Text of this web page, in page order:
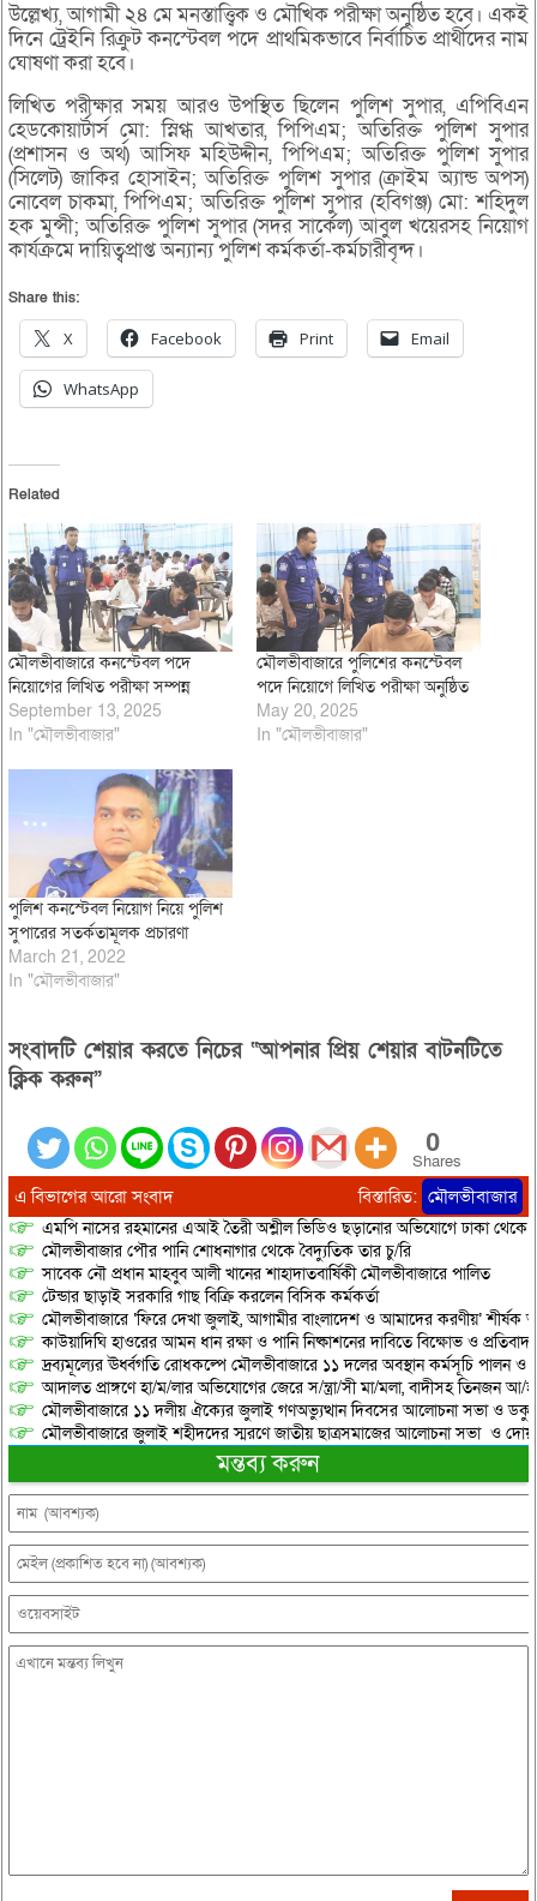
উল্লেখ্য, আগামী ২৪ মে মনস্তাত্ত্বিক ও মৌখিক পরীক্ষা অনুষ্ঠিত হবে। একই
দিনে ট্রেইনি রিক্রুট কনস্টেবল পদে প্রাথমিকভাবে নির্বাচিত প্রার্থীদের নাম
ঘোষণা করা হবে।
লিখিত পরীক্ষার সময় আরও উপস্থিত ছিলেন পুলিশ সুপার, এপিবিএন
হেডকোয়ার্টার্স মো: স্নিগ্ধ আখতার, পিপিএম; অতিরিক্ত পুলিশ সুপার
(প্রশাসন ও অর্থ) আসিফ মহিউদ্দীন, পিপিএম; অতিরিক্ত পুলিশ সুপার
(সিলেট) জাকির হোসাইন; অতিরিক্ত পুলিশ সুপার (ক্রাইম অ্যান্ড অপস)
নোবেল চাকমা, পিপিএম; অতিরিক্ত পুলিশ সুপার (হবিগঞ্জ) মো: শহিদুল
হক মুন্সী; অতিরিক্ত পুলিশ সুপার (সদর সার্কেল) আবুল খয়েরসহ নিয়োগ
কার্যক্রমে দায়িত্বপ্রাপ্ত অন্যান্য পুলিশ কর্মকর্তা-কর্মচারীবৃন্দ।
Share this:
X Facebook Print Email
WhatsApp
Related
মৌলভীবাজারে কনস্টেবল পদে
নিয়োগের লিখিত পরীক্ষা সম্পন্ন
September 13, 2025
In "মৌলভীবাজার"
মৌলভীবাজারে পুলিশের কনস্টেবল
পদে নিয়োগে লিখিত পরীক্ষা অনুষ্ঠিত
May 20, 2025
In "মৌলভীবাজার"
পুলিশ কনস্টেবল নিয়োগ নিয়ে পুলিশ
সুপারের সতর্কতামূলক প্রচারণা
March 21, 2022
In "মৌলভীবাজার"
সংবাদটি শেয়ার করতে নিচের “আপনার প্রিয় শেয়ার বাটনটিতে
ক্লিক করুন”
0
Shares
এ বিভাগের আরো সংবাদ বিস্তারিত: মৌলভীবাজার
এমপি নাসের রহমানের এআই তৈরী অশ্লীল ভিডিও ছড়ানোর অভিযোগে ঢাকা থেকে
মৌলভীবাজার পৌর পানি শোধনাগার থেকে বৈদ্যুতিক তার চু/রি
সাবেক নৌ প্রধান মাহবুব আলী খানের শাহাদাতবার্ষিকী মৌলভীবাজারে পালিত
টেন্ডার ছাড়াই সরকারি গাছ বিক্রি করলেন বিসিক কর্মকর্তা
মৌলভীবাজারে ‘ফিরে দেখা জুলাই, আগামীর বাংলাদেশ ও আমাদের করণীয়’ শীর্ষক
কাউয়াদিঘি হাওরের আমন ধান রক্ষা ও পানি নিষ্কাশনের দাবিতে বিক্ষোভ ও
দ্রব্যমূল্যের ঊর্ধ্বগতি রোধকল্পে মৌলভীবাজারে ১১ দলের অবস্থান কর্মসূচি পালন ও
আদালত প্রাঙ্গণে হা/ম/লার অভিযোগের জেরে স/ন্ত্রা/সী মা/মলা, বাদীসহ তিনজন আ/
মৌলভীবাজারে ১১ দলীয় ঐক্যের জুলাই গণঅভ্যুত্থান দিবসের আলোচনা সভা ও
মৌলভীবাজারে জুলাই শহীদদের স্মরণে জাতীয় ছাত্রসমাজের আলোচনা সভা ও
মন্তব্য করুন